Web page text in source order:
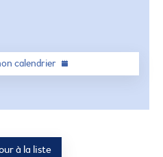
calendrier
à la liste